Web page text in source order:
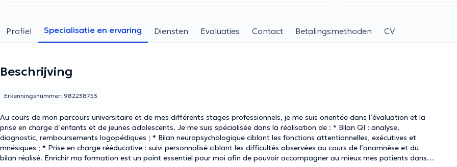
Profiel Specialisatie en ervaring Diensten Evaluaties Contact Betalingsmethoden CV
Beschrijving
Au cours de mon parcours universitaire et de mes différents stages professionnels, je me suis orientée dans l’évaluation et la
prise en charge d’enfants et de jeunes adolescents. Je me suis spécialisée dans la réalisation de : * Bilan QI : analyse,
diagnostic, remboursements logopédiques ; * Bilan neuropsychologique ciblant les fonctions attentionnelles, exécutives et
mnésiques ; * Prise en charge rééducative : suivi personnalisé ciblant les difficultés observées au cours de l’anamnèse et du
bilan réalisé. Enrichir ma formation est un point essentiel pour moi afin de pouvoir accompagner au mieux mes patients dans
Erkenningsnummer: 982238753